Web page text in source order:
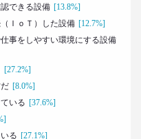
出会いかた
できる設備 [13.8%]
ＩｏＴ）した設備 [12.7%]
事をしやすい環境にする設備
[27.2%]
[8.0%]
いる [37.6%]
る [27.1%]